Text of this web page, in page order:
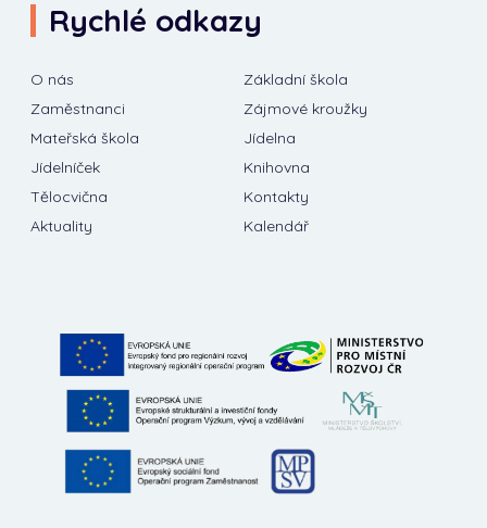
Rychlé odkazy
O nás
Základní škola
Zaměstnanci
Zájmové kroužky
Mateřská škola
Jídelna
Jídelníček
Knihovna
Tělocvična
Kontakty
Aktuality
Kalendář